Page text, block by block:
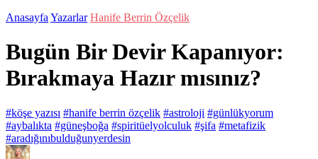
Anasayfa Yazarlar Hanife Berrin Özçelik
Bugün Bir Devir Kapanıyor:
Bırakmaya Hazır mısınız?
#köşe yazısı #hanife berrin özçelik #astroloji #günlükyorum
#aybalıkta #güneşboğa #spiritüelyolculuk #şifa #metafizik
#aradığınıbulduğunyerdesin